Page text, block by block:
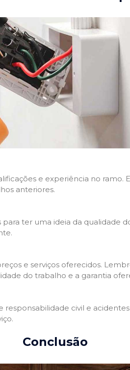
e experiência no ramo.
anteriores.
ter uma ideia da qualidade
e serviços oferecidos.
do trabalho e a garantia
civil e
Conclusão